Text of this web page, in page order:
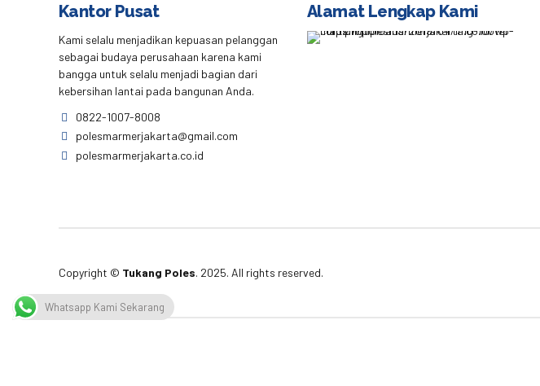
Kantor Pusat
Kami selalu menjadikan kepuasan pelanggan
sebagai budaya perusahaan karena kami
bangga untuk selalu menjadi bagian dari
kebersihan lantai pada bangunan Anda.
0822-1007-8008
polesmarmerjakarta@gmail.com
polesmarmerjakarta.co.id
Alamat Lengkap Kami
Copyright © Tukang Poles. 2025. All rights reserved.
Whatsapp Kami Sekarang